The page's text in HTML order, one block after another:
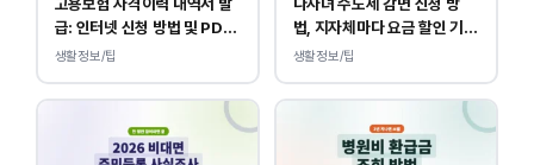
고용보험 자격이력 내역서 발
급: 인터넷 신청 방법 및 PDF
양식 출력
생활정보/팁
다자녀 수도세 감면 신청 방
법, 지자체마다 요금 할인 기준
이 다릅니다.
생활정보/팁